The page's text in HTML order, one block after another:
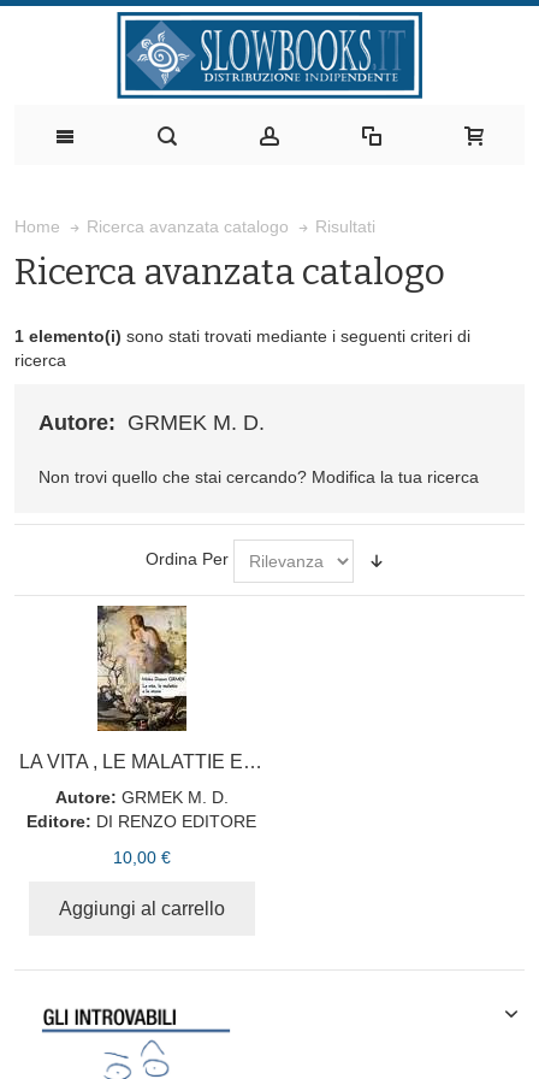
Home Ricerca avanzata catalogo Risultati
Ricerca avanzata catalogo
1 elemento(i) sono stati trovati mediante i seguenti criteri di
ricerca
Autore: GRMEK M. D.
Non trovi quello che stai cercando? Modifica la tua ricerca
Ordina Per
LA VITA , LE MALATTIE E LA STORIA
Autore: GRMEK M. D.
Editore: DI RENZO EDITORE
10,00 €
Aggiungi al carrello